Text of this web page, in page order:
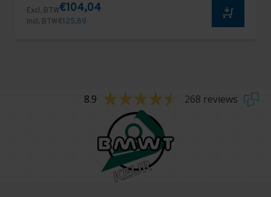
Excl. BTW€104,04
Incl. BTW€125,89
8.9 268 reviews